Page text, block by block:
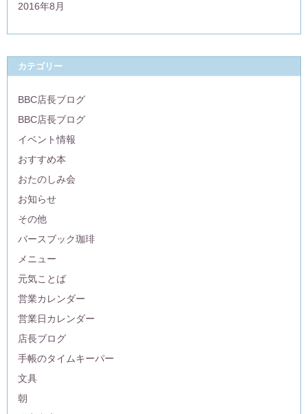
2016年8月
カテゴリー
BBC店長ブログ
BBC店長ブログ
イベント情報
おすすめ本
おたのしみ会
お知らせ
その他
バースブック珈琲
メニュー
元気ことば
営業カレンダー
営業日カレンダー
店長ブログ
手帳のタイムキーパー
文具
朝